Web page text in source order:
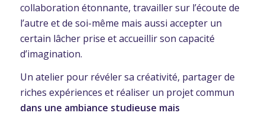
collaboration étonnante, travailler sur l’écoute de
l’autre et de soi-même mais aussi accepter un
certain lâcher prise et accueillir son capacité
d’imagination.
Un atelier pour révéler sa créativité, partager de
riches expériences et réaliser un projet commun
dans une ambiance studieuse mais